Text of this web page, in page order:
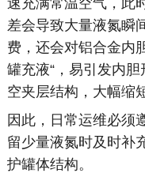
差会导致大量液氮瞬
费，还会对铝合金内
罐充液“，易引发内
空夹层结构，大幅缩
因此，日常运维必须
留少量液氮时及时补
护罐体结构。